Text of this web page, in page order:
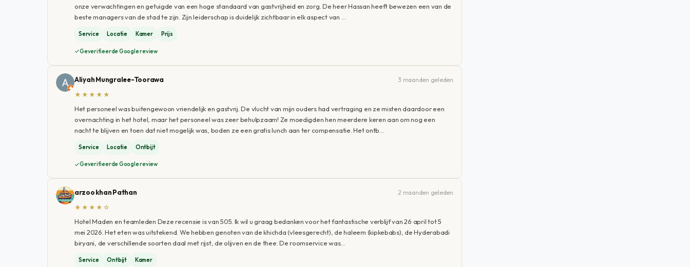
onze verwachtingen en getuigde van een hoge standaard van gastvrijheid en zorg. De heer Hassan heeft bewezen een van de
beste managers van de stad te zijn. Zijn leiderschap is duidelijk zichtbaar in elk aspect van …
Service Locatie Kamer Prijs
Geverifieerde Google review
Aliyah Mungralee-Toorawa
3 maanden geleden
★★★★★
Het personeel was buitengewoon vriendelijk en gastvrij. De vlucht van mijn ouders had vertraging en ze misten daardoor een
overnachting in het hotel, maar het personeel was zeer behulpzaam! Ze moedigden hen meerdere keren aan om nog een
nacht te blijven en toen dat niet mogelijk was, boden ze een gratis lunch aan ter compensatie. Het ontb…
Service Locatie Ontbijt
Geverifieerde Google review
arzoo khan Pathan
2 maanden geleden
★★★★☆
Hotel Maden en teamleden Deze recensie is van 505. Ik wil u graag bedanken voor het fantastische verblijf van 26 april tot 5
mei 2026. Het eten was uitstekend. We hebben genoten van de khichda (vleesgerecht), de haleem (kipkebabs), de Hyderabadi
biryani, de verschillende soorten daal met rijst, de olijven en de thee. De roomservice was…
Service Ontbijt Kamer